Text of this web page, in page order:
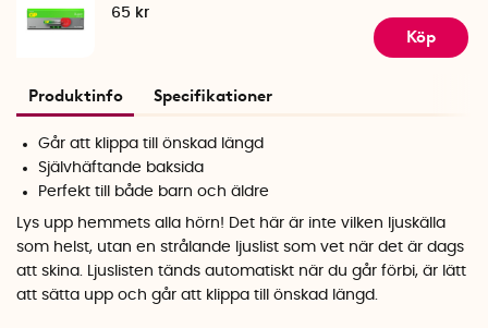
65 kr
Köp
Produktinfo Specifikationer
Går att klippa till önskad längd
Självhäftande baksida
Perfekt till både barn och äldre
Lys upp hemmets alla hörn! Det här är inte vilken ljuskälla
som helst, utan en strålande ljuslist som vet när det är dags
att skina. Ljuslisten tänds automatiskt när du går förbi, är lätt
att sätta upp och går att klippa till önskad längd.